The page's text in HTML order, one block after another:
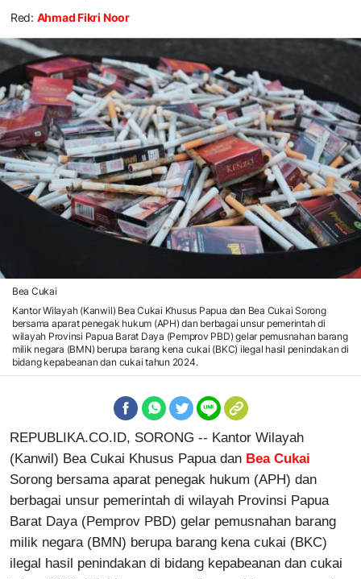
Red: Ahmad Fikri Noor
Bea Cukai
Kantor Wilayah (Kanwil) Bea Cukai Khusus Papua dan Bea Cukai Sorong
bersama aparat penegak hukum (APH) dan berbagai unsur pemerintah di
wilayah Provinsi Papua Barat Daya (Pemprov PBD) gelar pemusnahan barang
milik negara (BMN) berupa barang kena cukai (BKC) ilegal hasil penindakan di
bidang kepabeanan dan cukai tahun 2024.
REPUBLIKA.CO.ID, SORONG -- Kantor Wilayah
(Kanwil) Bea Cukai Khusus Papua dan Bea Cukai
Sorong bersama aparat penegak hukum (APH) dan
berbagai unsur pemerintah di wilayah Provinsi Papua
Barat Daya (Pemprov PBD) gelar pemusnahan barang
milik negara (BMN) berupa barang kena cukai (BKC)
ilegal hasil penindakan di bidang kepabeanan dan cukai